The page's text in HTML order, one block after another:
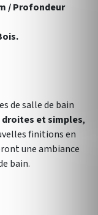
/ Profondeur
de salle de bain
droites et simples,
finitions en
une ambiance
bain.